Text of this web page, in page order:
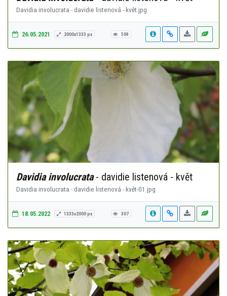
Davidia involucrata - davidie listenová - květ.jpg
26.05.2021 2000x1333 px 509
Davidia involucrata- davidie listenová - květ
Davidia involucrata - davidie listenová - květ-01.jpg
18.05.2022 1333x2000 px 307